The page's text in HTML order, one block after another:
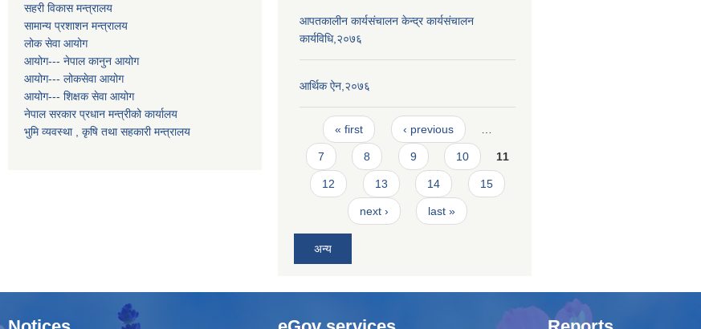
सहरी विकास मन्त्रालय
सामान्य प्रशाशन मन्त्रालय
लोक सेवा आयोग
आयोग--- नेपाल कानुन आयोग
आयोग--- लोकसेवा आयोग
आयोग--- शिक्षक सेवा आयोग
नेपाल सरकार प्रधान मन्त्रीको कार्यालय
भुमि व्यवस्था , कृषि तथा सहकारी मन्त्रालय
आपतकालीन कार्यसंचालन केन्द्र कार्यसंचालन
कार्यविधि,२०७६
आर्थिक ऐन,२०७६
Pages
« first ‹ previous
7 8 9 10 11
12 13 14 15
next › last »
अन्य